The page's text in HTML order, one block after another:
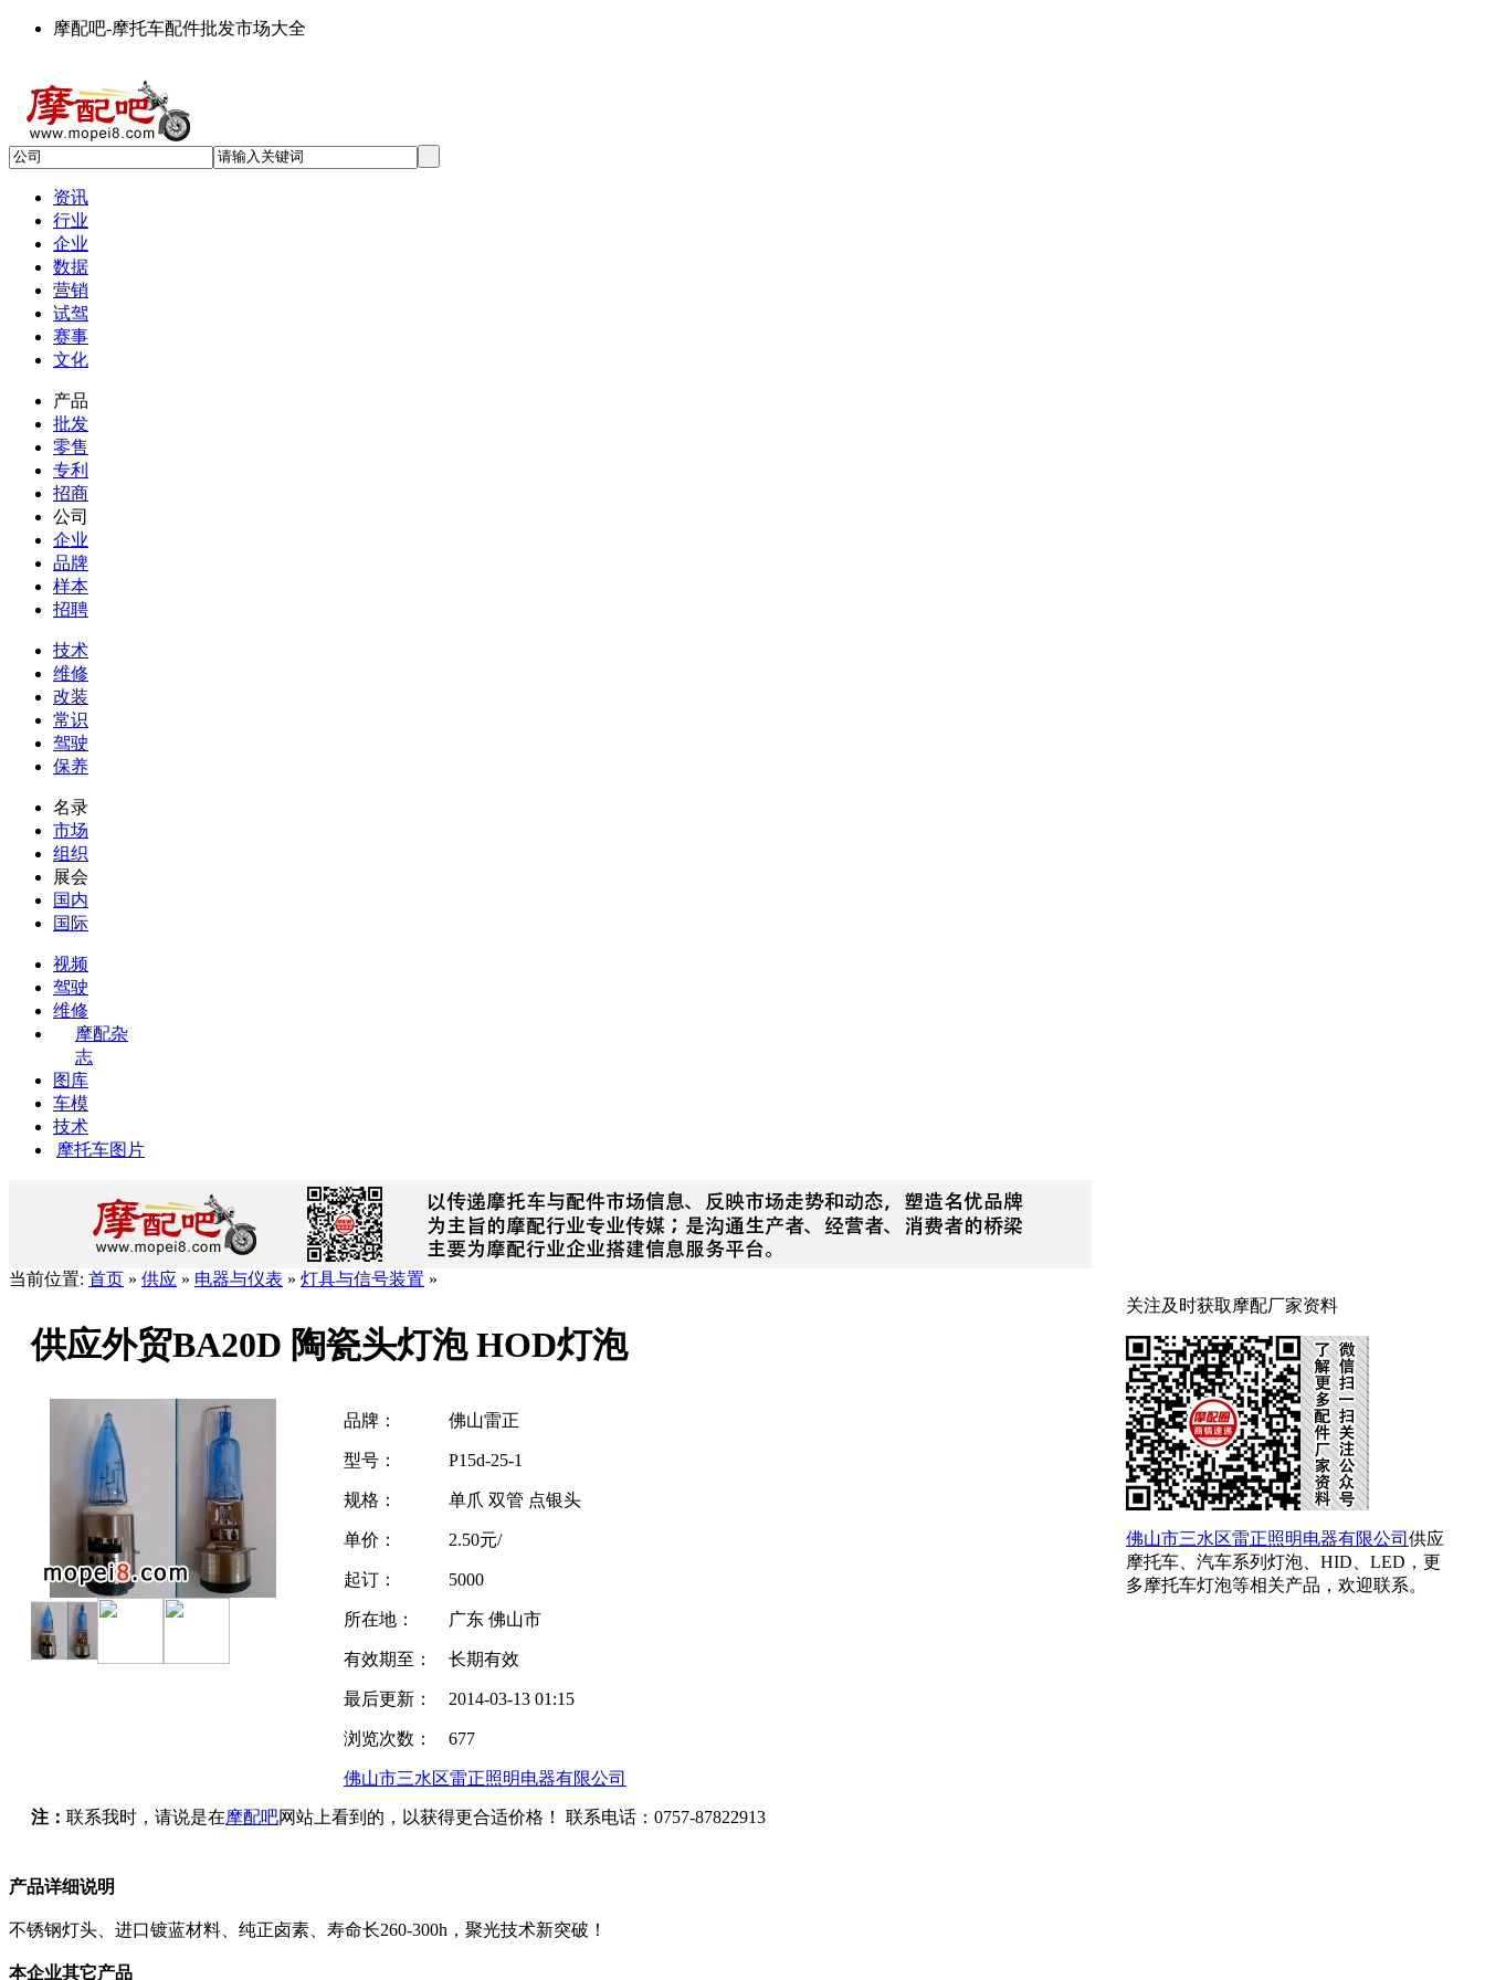
摩配吧-摩托车配件批发市场大全
资讯
行业
企业
数据
营销
试驾
赛事
文化
产品
批发
零售
专利
招商
公司
企业
品牌
样本
招聘
技术
维修
改装
常识
驾驶
保养
名录
市场
组织
展会
国内
国际
视频
驾驶
维修
摩配杂
志
图库
车模
技术
摩托车图片
当前位置: 首页 » 供应 » 电器与仪表 » 灯具与信号装置 »
供应外贸BA20D 陶瓷头灯泡 HOD灯泡
品牌： 佛山雷正
型号： P15d-25-1
规格： 单爪 双管 点银头
单价： 2.50元/
起订： 5000
所在地： 广东 佛山市
有效期至： 长期有效
最后更新： 2014-03-13 01:15
浏览次数： 677
佛山市三水区雷正照明电器有限公司
注： 联系我时，请说是在摩配吧网站上看到的，以获得更合适价格！ 联系电话： 0757-87822913
关注及时获取摩配厂家资料
佛山市三水区雷正照明电器有限公司 供应
摩托车、汽车系列灯泡、HID、LED，更
多摩托车灯泡等相关产品，欢迎联系。
产品详细说明
不锈钢灯头、进口镀蓝材料、纯正卤素、寿命长260-300h，聚光技术新突破！
本企业其它产品